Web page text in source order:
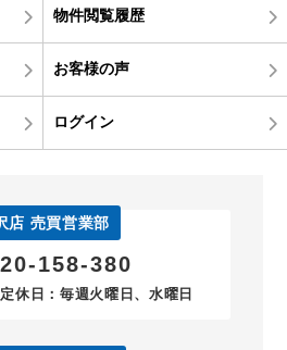
物件閲覧履歴
お客様の声
ログイン
店 売買営業部
158-380
休日：毎週火曜日、水曜日